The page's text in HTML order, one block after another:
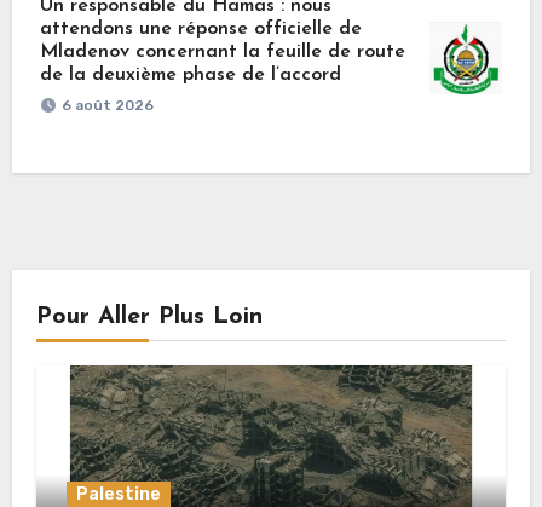
Un responsable du Hamas : nous
attendons une réponse officielle de
Mladenov concernant la feuille de route
de la deuxième phase de l’accord
6 août 2026
Pour Aller Plus Loin
Palestine